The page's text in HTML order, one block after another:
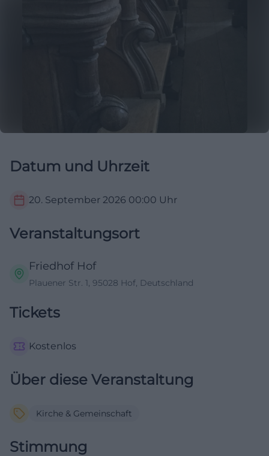
Datum und Uhrzeit
20. September 2026 00:00 Uhr
Veranstaltungsort
Friedhof Hof
Plauener Str. 1, 95028 Hof, Deutschland
Tickets
Kostenlos
Über diese Veranstaltung
Kirche & Gemeinschaft
Stimmung